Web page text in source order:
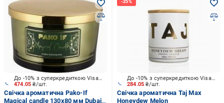
474.05₴/шт.
До -10% з суперкредиткою Visa Вигода
Свічка ароматична Pako-If
Magical candle 130x80 мм Dubai
284.05₴/шт.
До -10% з суперкредиткою Visa Вигода
Свічка ароматична Taj Max
Honeydew Melon